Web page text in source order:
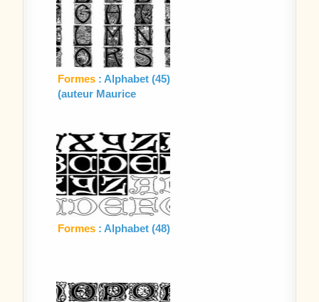
Formes : Alphabet (45)
(auteur Maurice
Formes : Alphabet (48)